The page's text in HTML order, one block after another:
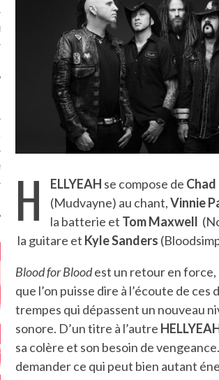
H ELLYEAH se compose de
(Mudvayne) au chant,Vinnie
la batterie et Tom Maxwell
la guitare et Kyle Sanders
Blood for Bloodest un retour en force,
que l’on puisse dire à l’écoute de ces
trempes qui dépassent un nouveau
sonore. D’un titre à l’autre
sa colère et son besoin de
demander ce qui peut bien autant